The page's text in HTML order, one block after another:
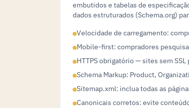
embutidos e tabelas de
dados estruturados (Schema.org)
Velocidade de carregamento:
Mobile-first: compradores
HTTPS obrigatório — sites sem
Schema Markup: Product,
Sitemap.xml: inclua todas as
Canonicais corretos: evite